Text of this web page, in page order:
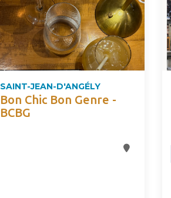
SAINT-JEAN-D'ANGÉLY
Bon Chic Bon Genre -
BCBG